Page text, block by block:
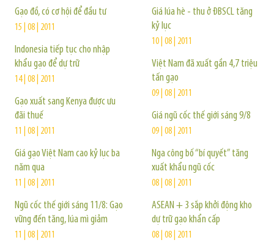
Gạo đồ, có cơ hội để đầu tư
15 | 08 | 2011
Indonesia tiếp tục cho nhập
khẩu gạo để dự trữ
14 | 08 | 2011
Gạo xuất sang Kenya được ưu
đãi thuế
11 | 08 | 2011
Giá gạo Việt Nam cao kỷ lục ba
năm qua
11 | 08 | 2011
Ngũ cốc thế giới sáng 11/8: Gạo
vững đến tăng, lúa mì giảm
11 | 08 | 2011
Giá lúa hè - thu ở ĐBSCL tăng
kỷ lục
10 | 08 | 2011
Việt Nam đã xuất gần 4,7 triệu
tấn gạo
09 | 08 | 2011
Giá ngũ cốc thế giới sáng 9/8
09 | 08 | 2011
Nga công bố “bí quyết” tăng
xuất khẩu ngũ cốc
08 | 08 | 2011
ASEAN + 3 sắp khởi động kho
dự trữ gạo khẩn cấp
08 | 08 | 2011